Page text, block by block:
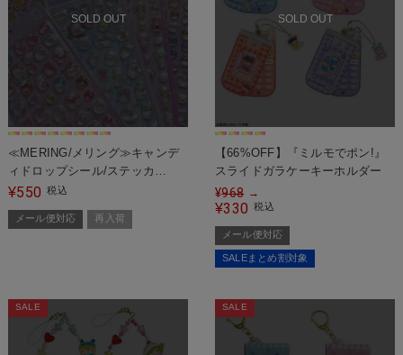
SOLD OUT
≪MERING/メリング≫キャンデ
ィドロップシール/ステッカ
ー/Candy Drops Collection
Sticker＜メール便対応＞
¥550 税込
メール便対応 再入荷
SOLD OUT
【66%OFF】『ミルモでポン!』
スライドガラケーキーホルダー
¥968 →
¥330 税込
メール便対応
SALEまとめ割対象
SALE SALE